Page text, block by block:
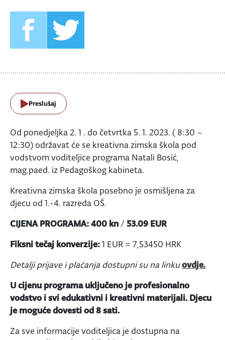
Preslušaj
Od ponedjeljka 2. 1 . do četvrtka 5. 1. 2023. ( 8:30 –
12:30) održavat će se kreativna zimska škola pod
vodstvom voditeljice programa Natali Bosić,
mag.paed. iz Pedagoškog kabineta.
Kreativna zimska škola posebno je osmišljena za
djecu od 1.-4. razreda OŠ.
CIJENA PROGRAMA: 400 kn /53.09 EUR
Fiksni tečaj konverzije:1 EUR = 7,53450 HRK
Detalji prijave i plaćanja dostupni su na linkuovdje.
U cijenu programa uključeno je profesionalno
vodstvo i svi edukativni i kreativni materijali. Djecu
je moguće dovesti od 8 sati.
Za sve informacije voditeljica je dostupna na